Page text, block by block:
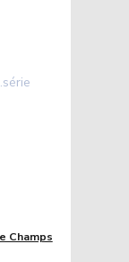
Champs